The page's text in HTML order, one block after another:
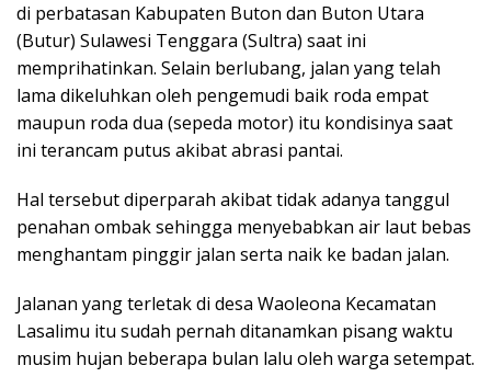
di perbatasan Kabupaten Buton dan Buton Utara
(Butur) Sulawesi Tenggara (Sultra) saat ini
memprihatinkan. Selain berlubang, jalan yang telah
lama dikeluhkan oleh pengemudi baik roda empat
maupun roda dua (sepeda motor) itu kondisinya saat
ini terancam putus akibat abrasi pantai.
Hal tersebut diperparah akibat tidak adanya tanggul
penahan ombak sehingga menyebabkan air laut bebas
menghantam pinggir jalan serta naik ke badan jalan.
Jalanan yang terletak di desa Waoleona Kecamatan
Lasalimu itu sudah pernah ditanamkan pisang waktu
musim hujan beberapa bulan lalu oleh warga setempat.